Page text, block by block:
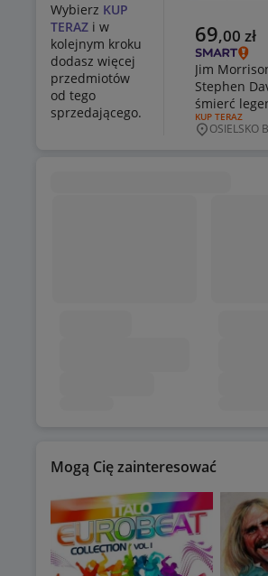
Wybierz KUP
TERAZ i w
kolejnym kroku
dodasz więcej
przedmiotów
od tego
sprzedającego.
Aktualna
69,00 zł
Jim
Stephen
śmierć
RODZAJ OFERTY:
KUP TERAZ
OSIELSKO
Mogą Cię zainteresować